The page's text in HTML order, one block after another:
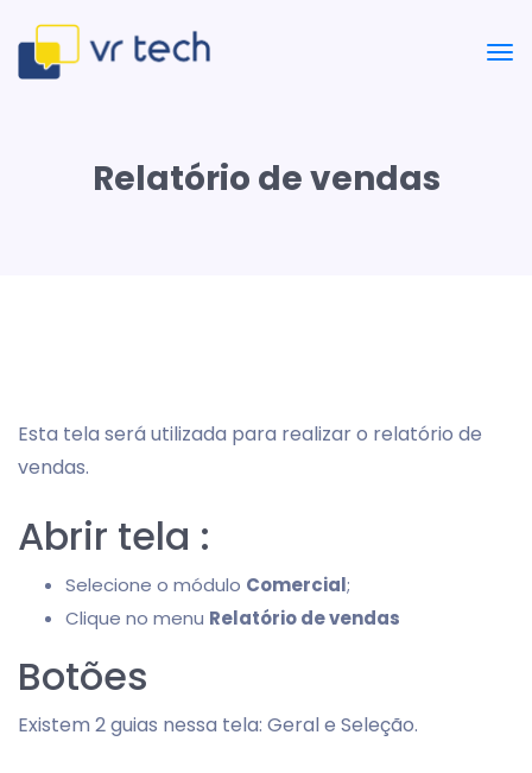
Relatório de vendas
Esta tela será utilizada para realizar o relatório de
vendas.
Abrir tela :
Selecione o módulo Comercial;
Clique no menu Relatório de vendas
Botões
Existem 2 guias nessa tela: Geral e Seleção.